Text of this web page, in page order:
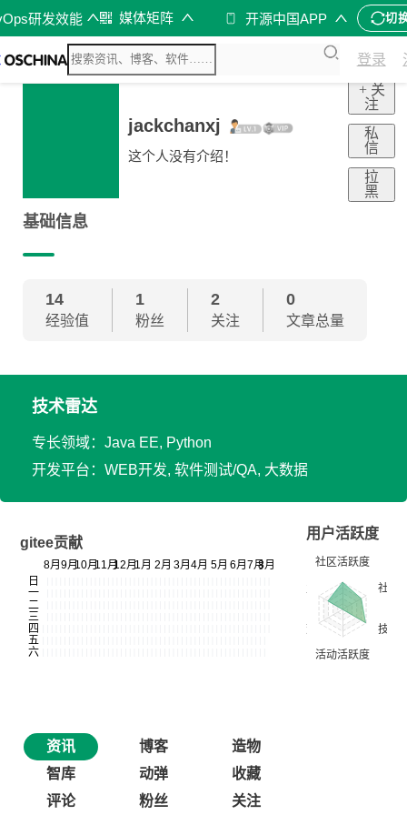
研发效能 媒体矩阵 开源中国APP 切
登录
jackchanxj
这个人没有介绍！
+ 关
注
私
信
拉
黑
基础信息
14
经验值
1
粉丝
2
关注
0
文章总量
技术雷达
专长领域：Java EE, Python
开发平台：WEB开发, 软件测试/QA, 大数据
gitee贡献
用户活跃度
资讯 博客
造物
智库
动弹
收藏
评论
粉丝 关注